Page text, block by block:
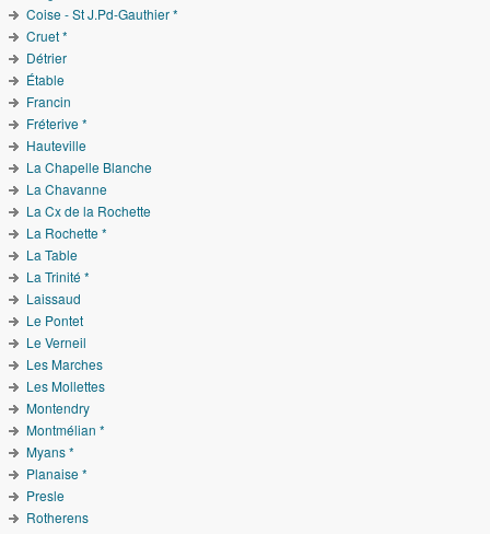
Coise - St J.Pd-Gauthier *
Cruet *
Détrier
Étable
Francin
Fréterive *
Hauteville
La Chapelle Blanche
La Chavanne
La Cx de la Rochette
La Rochette *
La Table
La Trinité *
Laissaud
Le Pontet
Le Verneil
Les Marches
Les Mollettes
Montendry
Montmélian *
Myans *
Planaise *
Presle
Rotherens